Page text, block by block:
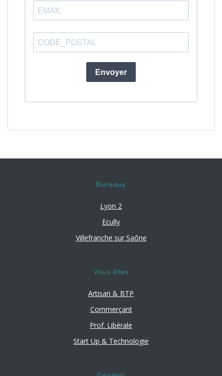
Bureaux
Lyon 2
Ecully
Villefranche sur Saône
Vous êtes
Artisan & BTP
Commerçant
Prof. Libérale
Start Up & Technologie